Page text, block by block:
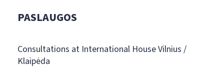
PASLAUGOS
Consultations at International House Vilnius /
Klaipėda